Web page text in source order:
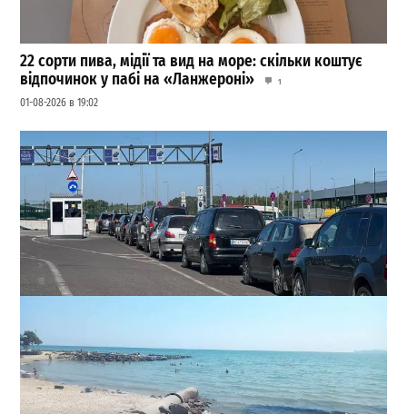
22 сорти пива, мідії та вид на море: скільки коштує
відпочинок у пабі на «Ланжероні»
1
01-08-2026 в 19:02
обрати, щоб не стояти в чергах
04-08-2026 в 17:53
ВИБІР РЕДАКЦІЇ